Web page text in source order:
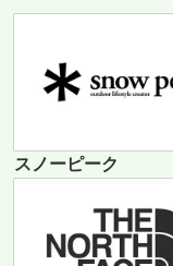
スノーピーク